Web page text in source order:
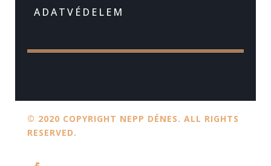
ADATVÉDELEM
© 2020 COPYRIGHT NEPP DÉNES. ALL RIGHTS
RESERVED.